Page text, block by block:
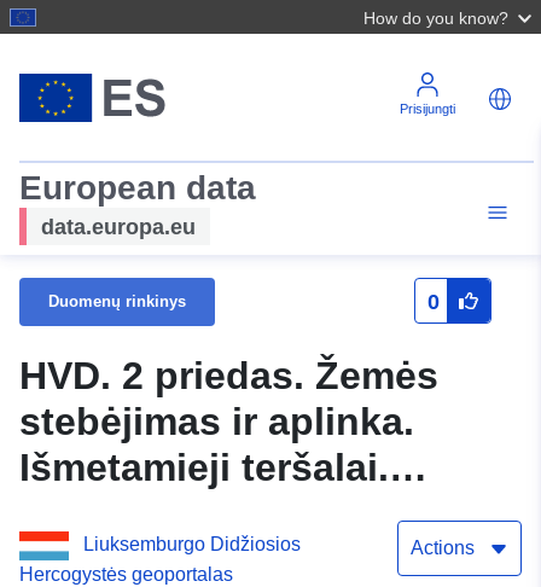
How do you know?
Prisijungti
European data
data.europa.eu
Duomenų rinkinys 0
HVD. 2 priedas. Žemės
stebėjimas ir aplinka.
Išmetamieji teršalai.
Cheminės medžiagos ir
produktai. Importo
Liuksemburgo Didžiosios
Hercogystės geoportalas
Actions